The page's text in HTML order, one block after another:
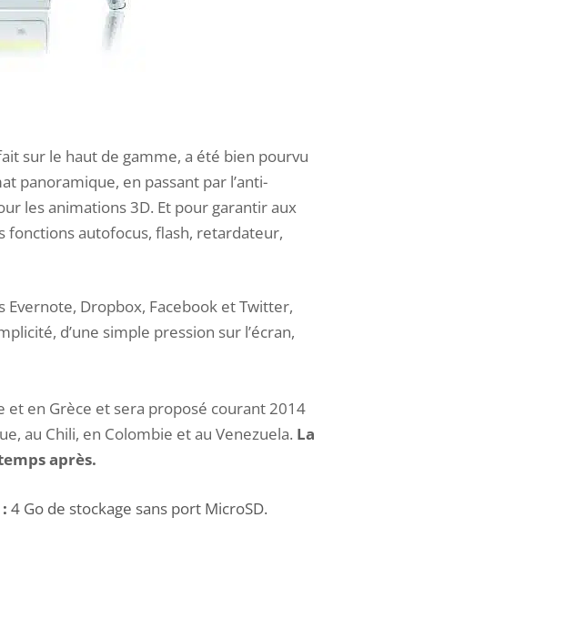
sur le haut de gamme, a été bien pourvu
panoramique, en passant par l’anti-
les animations 3D. Et pour garantir aux
fonctions autofocus, flash, retardateur,
Dropbox, Facebook et Twitter,
d’une simple pression sur l’écran,
et en Grèce et sera proposé courant 2014
au Chili, en Colombie et au Venezuela. La
après.
4 Go de stockage sans port MicroSD.